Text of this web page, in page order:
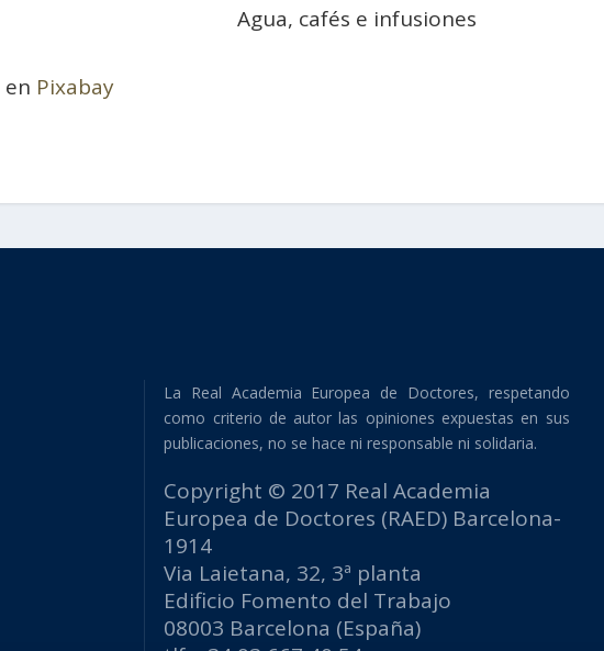
Agua, cafés e infusiones
en Pixabay
La Real Academia Europea de Doctores, respetando
como criterio de autor las opiniones expuestas en sus
publicaciones, no se hace ni responsable ni solidaria.
Copyright © 2017 Real Academia
Europea de Doctores (RAED) Barcelona-
1914
Via Laietana, 32, 3ª planta
Edificio Fomento del Trabajo
08003 Barcelona (España)